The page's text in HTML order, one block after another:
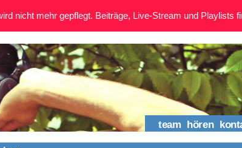
team hören
nicht mehr gepflegt. Beiträge, Live-Stream und Playlists